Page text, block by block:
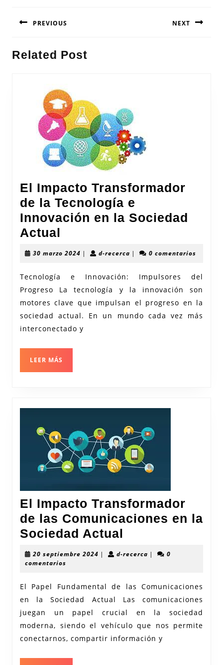
de
PREVIOUS
anterior:
NEXT
Related Post
El Impacto Transformador
de la Tecnología e
Innovación en la Sociedad
Actual
Impacto
de
la
Tecnología
e
Innovación
en
la
30 marzo 2024 30| d-recercad-| 0 comentarios
Tecnología e Innovación: Impulsores del
Progreso La tecnología y la innovación son
motores clave que impulsan el progreso en la
sociedad actual. En un mundo cada vez más
interconectado y
LEER MÁS
El Impacto Transformador
de las Comunicaciones en la
Sociedad Actual
Impacto
las
en
la
20 septiembre 2024 20| d-recercad-|
0
comentarios
El Papel Fundamental de las Comunicaciones
en la Sociedad Actual Las comunicaciones
juegan un papel crucial en la sociedad
moderna, siendo el vehículo que nos permite
conectarnos, compartir información y